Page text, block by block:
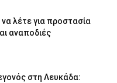
λέτε για προστασία
αναποδιές
στη Λευκάδα: